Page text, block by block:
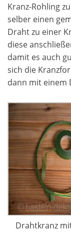
Kranz-Rohling
selber einen
Draht zu einer
diese
damit es auch
sich die
dann mit einem
Drahtkranz